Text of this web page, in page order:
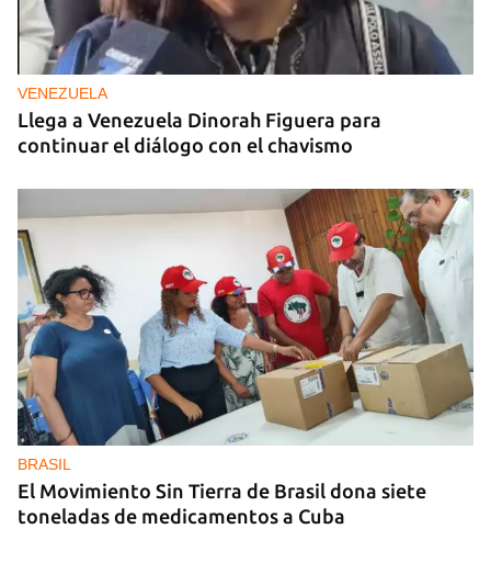
VENEZUELA
Llega a Venezuela Dinorah Figuera para
continuar el diálogo con el chavismo
BRASIL
El Movimiento Sin Tierra de Brasil dona siete
toneladas de medicamentos a Cuba